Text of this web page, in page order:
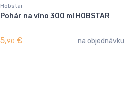
Hobstar
Pohár na víno 300 ml HOBSTAR
5,90 € na objednávku